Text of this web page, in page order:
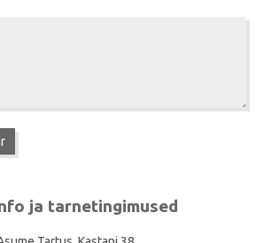
ja tarnetingimused